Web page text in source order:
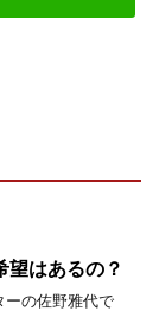
望はあるの？
ーの佐野雅代で